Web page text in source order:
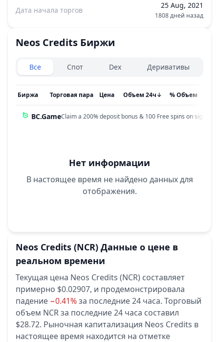
Дата начала торгов
25 Aug, 2021
1808 дней назад
Neos Credits Биржи
Exchanges type
Все Спот Dex Деривативы
Биржа Торговая пара Цена ↓
Объем 24ч % Объем
BC.GameClaim a 200% deposit bonus & 100 Free spins on sign up!
Нет информации
В настоящее время не найдено данных для
отображения.
Neos Credits (NCR) Данные о цене в
реальном времени
Текущая цена Neos Credits (NCR) составляет
примерно $0.02907, и продемонстрировала
падение −0.41%за последние 24 часа. Торговый
объем NCR за последние 24 часа составил
$28.72. Рыночная капитализация Neos Credits в
настоящее время находится на отметке